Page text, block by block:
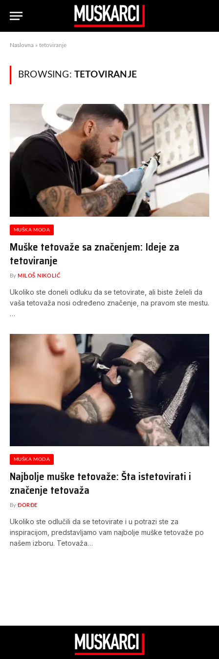
Naslovna » tetoviranje
BROWSING: TETOVIRANJE
MUŠKA MODA
Muške tetovaže sa značenjem: Ideje za
tetoviranje
By MILOŠ NIKOLIĆ
Ukoliko ste doneli odluku da se tetovirate, ali biste želeli da
vaša tetovaža nosi određeno značenje, na pravom ste mestu.
…
MUŠKA MODA
Najbolje muške tetovaže: Šta istetovirati i
značenje tetovaža
By ĐORĐE
Ukoliko ste odlučili da se tetovirate i u potrazi ste za
inspiracijom, predstavljamo vam najbolje muške tetovaže po
našem izboru. Tetovaža…